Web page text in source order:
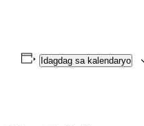
Idagdag sa kalendaryo